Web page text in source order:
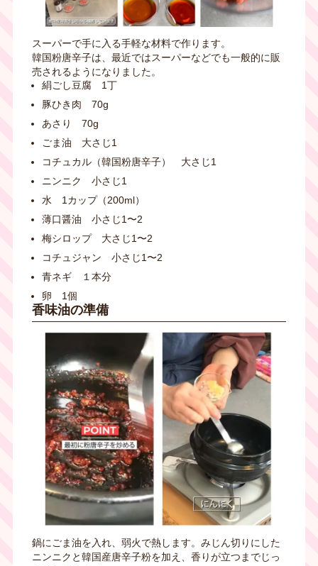
スーパーで手に入る手軽な材料で作ります。
韓国粉唐辛子は、最近ではスーパーなどでも一般的に販
売されるようになりました。
絹ごし豆腐 1丁
豚ひき肉 70g
あさり 70g
ごま油 大さじ1
コチュカル（韓国粉唐辛子） 大さじ1
ニンニク 小さじ1
水 1カップ（200ml）
薄口醤油 小さじ1〜2
梅シロップ 大さじ1〜2
コチュジャン 小さじ1〜2
青ネギ １本分
卵 1個
香味油の準備
鍋にごま油を入れ、弱火で熱します。みじん切りにした
ニンニクと韓国産唐辛子粉を加え、香りが立つまでじっ